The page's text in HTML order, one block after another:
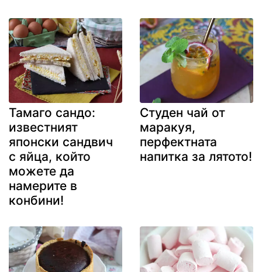
Тамаго сандо:
известният
японски сандвич
с яйца, който
можете да
намерите в
конбини!
Студен чай от
маракуя,
перфектната
напитка за лятото!